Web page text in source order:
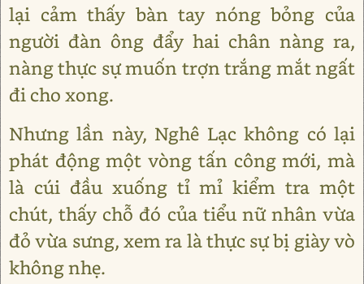
lại cảm thấy bàn tay nóng bỏng của
người đàn ông đẩy hai chân nàng ra,
nàng thực sự muốn trợn trắng mắt ngất
đi cho xong.
Nhưng lần này, Nghê Lạc không có lại
phát động một vòng tấn công mới, mà
là cúi đầu xuống tỉ mỉ kiểm tra một
chút, thấy chỗ đó của tiểu nữ nhân vừa
đỏ vừa sưng, xem ra là thực sự bị giày vò
không nhẹ.